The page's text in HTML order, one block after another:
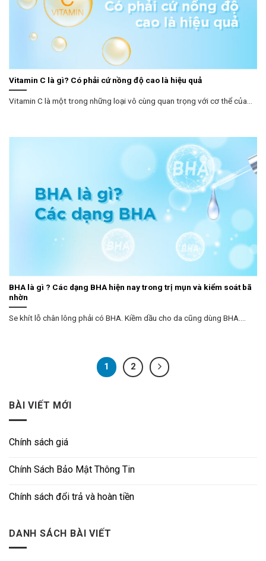
Vitamin C là gì? Có phải cứ nồng độ cao là hiệu quả
Vitamin C là một trong những loại vô cùng quan trọng với cơ thể của...
BHA là gì ? Các dạng BHA hiện nay trong trị mụn và kiểm soát bã
nhờn
Se khít lỗ chân lông phải có BHA. Kiềm dầu cho da cũng dùng BHA....
1 2
BÀI VIẾT MỚI
Chính sách giá
Chính Sách Bảo Mật Thông Tin
Chính sách đổi trả và hoàn tiền
DANH SÁCH BÀI VIẾT